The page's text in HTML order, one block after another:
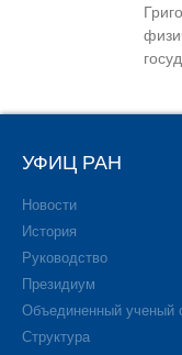
УФИЦ РАН
Новости
История
Руководство
Президиум
Объединенный ученый
Структура